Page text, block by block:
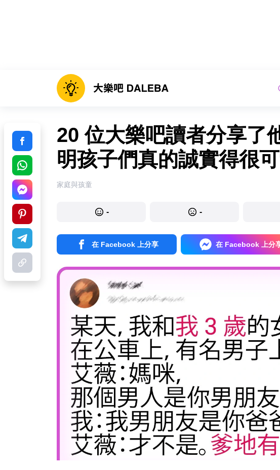
20 位大樂吧讀者分享了
明孩子們真的誠實得很
家庭與孩童
- -
在 Facebook 上分享 在 Facebook 上分